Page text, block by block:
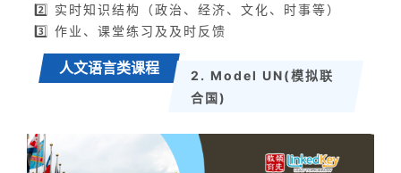
2️⃣ 实时知识结构（政治、经济、文化、时事等）
3️⃣ 作业、课堂练习及及时反馈
人文语言类课程
2. Model UN(模拟联
合国)